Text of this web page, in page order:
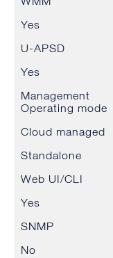
Yes
U-APSD
Yes
Management
Operating mode
Cloud managed
Standalone
Web UI/CLI
Yes
SNMP
No